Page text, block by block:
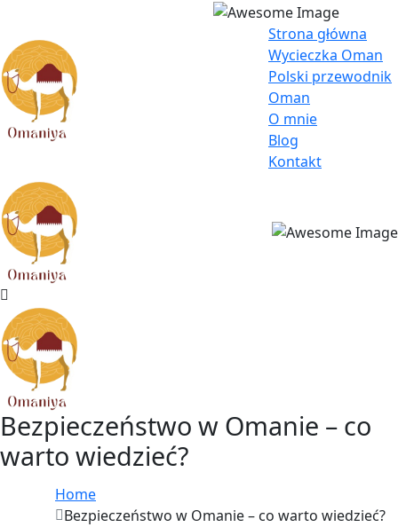
Strona główna
Wycieczka Oman
Polski przewodnik
Oman
O mnie
Blog
Kontakt
Bezpieczeństwo w Omanie – co
warto wiedzieć?
Home
Bezpieczeństwo w Omanie – co warto wiedzieć?